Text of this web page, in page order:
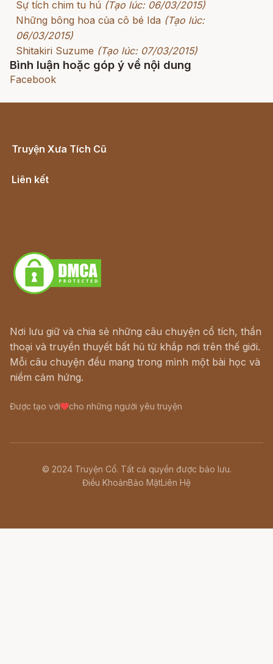
Sự tích chim tu hú (Tạo lúc: 06/03/2015)
Những bông hoa của cô bé Ida (Tạo lúc:
06/03/2015)
Shitakiri Suzume (Tạo lúc: 07/03/2015)
Bình luận hoặc góp ý về nội dung
Facebook
Truyện Xưa Tích Cũ
Liên kết
Nơi lưu giữ và chia sẻ những câu chuyện cổ tích, thần
thoại và truyền thuyết bất hủ từ khắp nơi trên thế giới.
Mỗi câu chuyện đều mang trong mình một bài học và
niềm cảm hứng.
Được tạo với cho những người yêu truyện
© 2024 Truyện Cổ. Tất cả quyền được bảo lưu.
Điều KhoảnBảo MậtLiên Hệ